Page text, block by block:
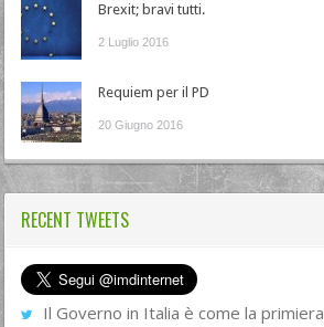
Brexit; bravi tutti.
2 Luglio 2016
Requiem per il PD
20 Giugno 2016
RECENT TWEETS
Il Governo in Italia è come la primiera